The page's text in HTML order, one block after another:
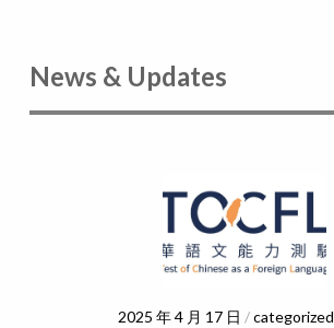
News & Updates
2025 年 4 月 17 日 /categorized